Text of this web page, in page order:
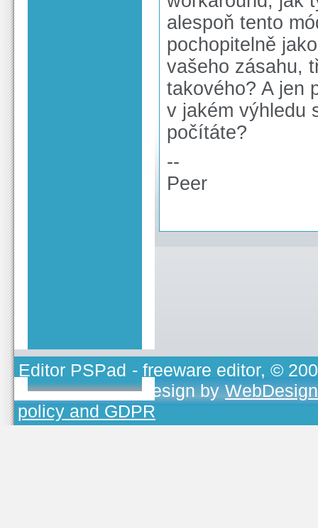
alespoň tento
pochopitelně
vašeho zásahu,
takového? A jen
v jakém výhledu
počítáte?
--
Peer
Editor PSPad - freeware editor, ©
TOJEONO.CZ, design by
policy and GDPR